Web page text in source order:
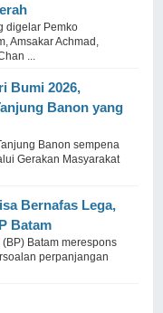
digelar Pemko
Amsakar Achmad,
...
Bumi 2026,
Banon yang
Banon sempena
Gerakan Masyarakat
Bernafas Lega,
Batam
Batam merespons
perpanjangan